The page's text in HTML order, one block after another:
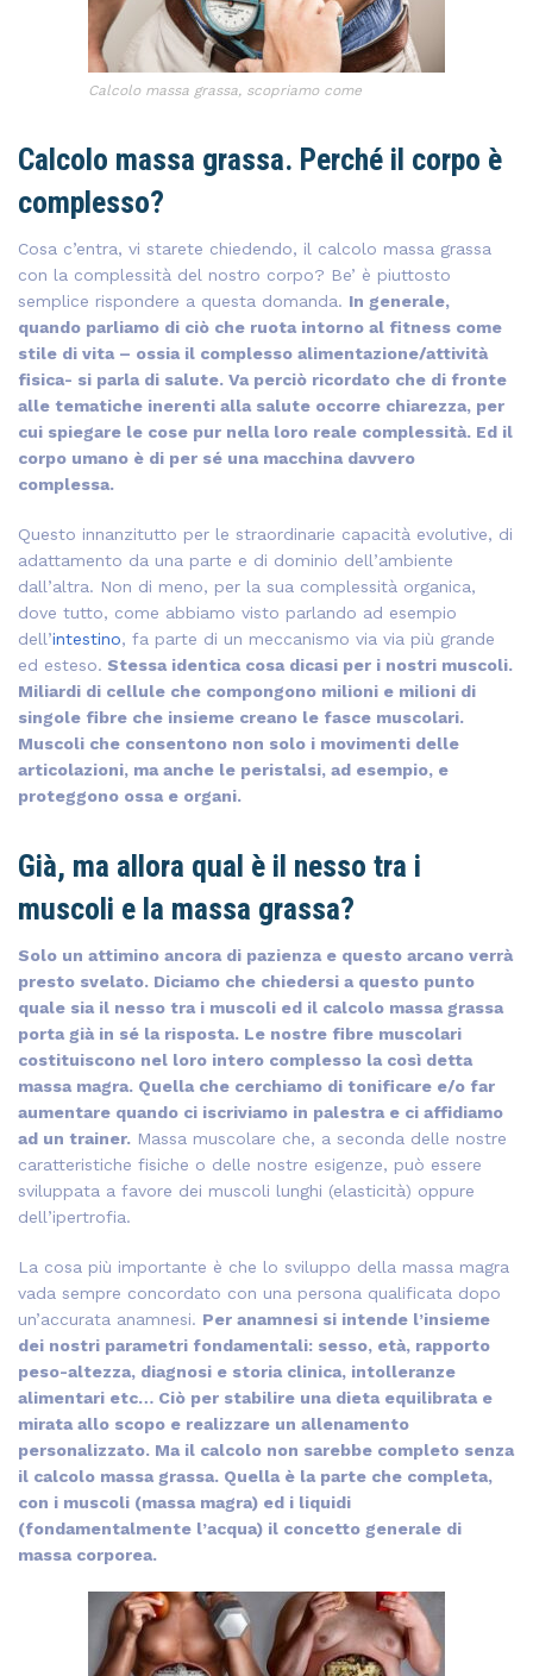
Calcolo massa grassa, scopriamo come
Calcolo massa grassa. Perché il corpo è
complesso?
Cosa c’entra, vi starete chiedendo, il calcolo massa grassa
con la complessità del nostro corpo? Be’ è piuttosto
semplice rispondere a questa domanda. In generale,
quando parliamo di ciò che ruota intorno al fitness come
stile di vita – ossia il complesso alimentazione/attività
fisica- si parla di salute. Va perciò ricordato che di fronte
alle tematiche inerenti alla salute occorre chiarezza, per
cui spiegare le cose pur nella loro reale complessità. Ed il
corpo umano è di per sé una macchina davvero
complessa.
Questo innanzitutto per le straordinarie capacità evolutive, di
adattamento da una parte e di dominio dell’ambiente
dall’altra. Non di meno, per la sua complessità organica,
dove tutto, come abbiamo visto parlando ad esempio
dell’intestino, fa parte di un meccanismo via via più grande
ed esteso. Stessa identica cosa dicasi per i nostri muscoli.
Miliardi di cellule che compongono milioni e milioni di
singole fibre che insieme creano le fasce muscolari.
Muscoli che consentono non solo i movimenti delle
articolazioni, ma anche le peristalsi, ad esempio, e
proteggono ossa e organi.
Già, ma allora qual è il nesso tra i
muscoli e la massa grassa?
Solo un attimino ancora di pazienza e questo arcano verrà
presto svelato. Diciamo che chiedersi a questo punto
quale sia il nesso tra i muscoli ed il calcolo massa grassa
porta già in sé la risposta. Le nostre fibre muscolari
costituiscono nel loro intero complesso la così detta
massa magra. Quella che cerchiamo di tonificare e/o far
aumentare quando ci iscriviamo in palestra e ci affidiamo
ad un trainer. Massa muscolare che, a seconda delle nostre
caratteristiche fisiche o delle nostre esigenze, può essere
sviluppata a favore dei muscoli lunghi (elasticità) oppure
dell’ipertrofia.
La cosa più importante è che lo sviluppo della massa magra
vada sempre concordato con una persona qualificata dopo
un’accurata anamnesi. Per anamnesi si intende l’insieme
dei nostri parametri fondamentali: sesso, età, rapporto
peso-altezza, diagnosi e storia clinica, intolleranze
alimentari etc… Ciò per stabilire una dieta equilibrata e
mirata allo scopo e realizzare un allenamento
personalizzato. Ma il calcolo non sarebbe completo senza
il calcolo massa grassa. Quella è la parte che completa,
con i muscoli (massa magra) ed i liquidi
(fondamentalmente l’acqua) il concetto generale di
massa corporea.